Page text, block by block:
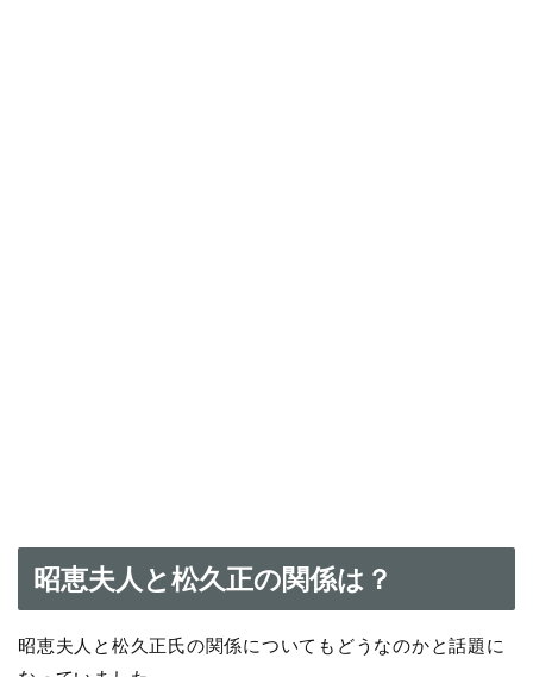
昭恵夫人と松久正の関係は？
昭恵夫人と松久正氏の関係についてもどうなのかと話題に